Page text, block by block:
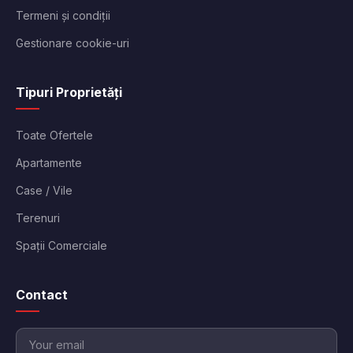
Termeni și condiții
Gestionare cookie-uri
Tipuri Proprietăți
Toate Ofertele
Apartamente
Case / Vile
Terenuri
Spații Comerciale
Contact